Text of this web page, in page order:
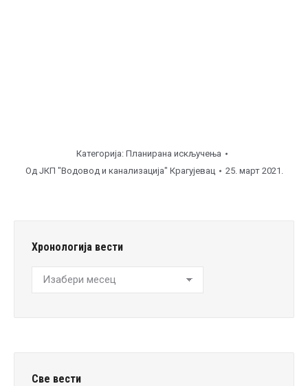
Категорија: Планирана искључења
Од ЈКП "Водовод и канализација" Крагујевац 25. март 2021.
Хронологија вести
Хронологија
вести
Све вести